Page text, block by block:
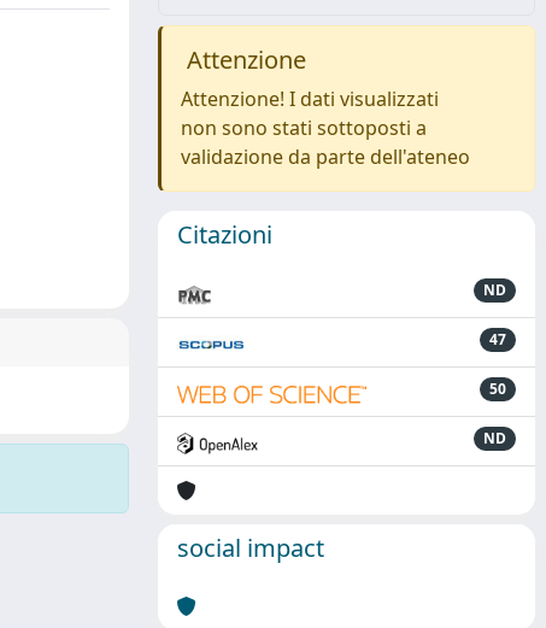
Attenzione
Attenzione! I dati visualizzati
non sono stati sottoposti a
validazione da parte dell'ateneo
Citazioni
ND
47
50
ND
social impact